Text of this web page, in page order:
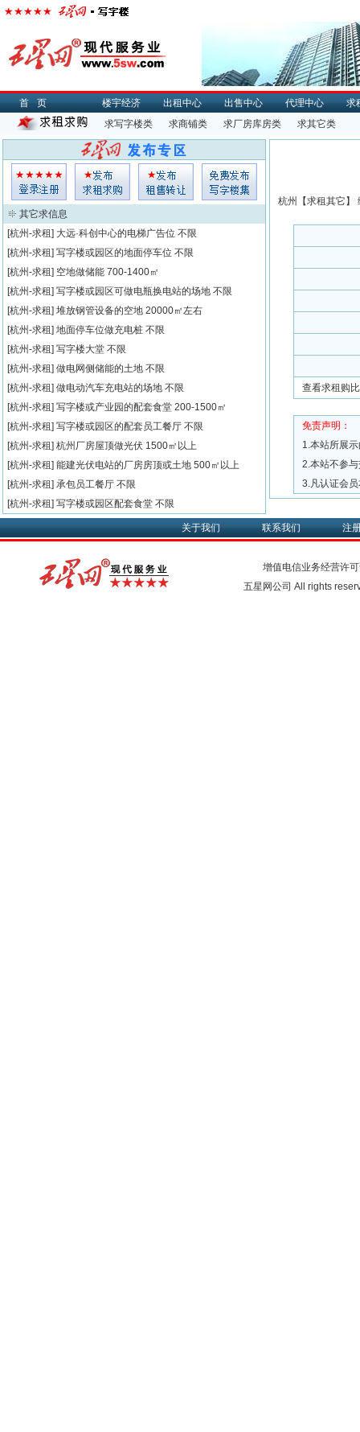
首页 楼宇经济 出租中心 出售中心 代理中心
求
求写字楼类
求商铺类 求厂房库房类 求其它类
杭州【求租其它】
查看求租购
免责声明：
1.本站所展
2.本站不参
3.凡认证会
其它求信息
[杭州-求租] 大远·科创中心的电梯广告位 不限
[杭州-求租] 写字楼或园区的地面停车位 不限
[杭州-求租] 空地做储能 700-1400㎡
[杭州-求租] 写字楼或园区可做电瓶换电站的场地 不限
[杭州-求租] 堆放钢管设备的空地 20000㎡左右
[杭州-求租] 地面停车位做充电桩 不限
[杭州-求租] 写字楼大堂 不限
[杭州-求租] 做电网侧储能的土地 不限
[杭州-求租] 做电动汽车充电站的场地 不限
[杭州-求租] 写字楼或产业园的配套食堂 200-1500㎡
[杭州-求租] 写字楼或园区的配套员工餐厅 不限
[杭州-求租] 杭州厂房屋顶做光伏 1500㎡以上
[杭州-求租] 能建光伏电站的厂房房顶或土地 500㎡以上
[杭州-求租] 承包员工餐厅 不限
[杭州-求租] 写字楼或园区配套食堂 不限
关于我们 联系我们 注
增值电信业务经营许
五星网公司 All rights